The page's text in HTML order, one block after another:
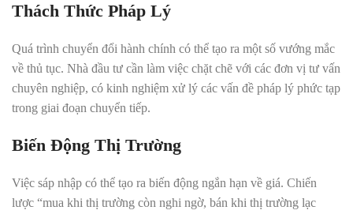
Thách Thức Pháp Lý
Quá trình chuyển đổi hành chính có thể tạo ra một số vướng mắc
về thủ tục. Nhà đầu tư cần làm việc chặt chẽ với các đơn vị tư vấn
chuyên nghiệp, có kinh nghiệm xử lý các vấn đề pháp lý phức tạp
trong giai đoạn chuyển tiếp.
Biến Động Thị Trường
Việc sáp nhập có thể tạo ra biến động ngắn hạn về giá. Chiến
lược “mua khi thị trường còn nghi ngờ, bán khi thị trường lạc